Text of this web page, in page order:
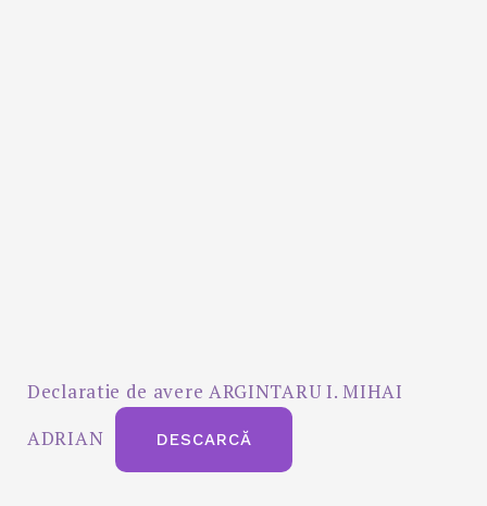
Declaratie de avere ARGINTARU I. MIHAI
ADRIAN
DESCARCĂ